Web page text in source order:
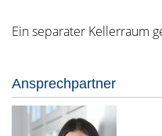
Ein separater Kellerraum
Ansprechpartner